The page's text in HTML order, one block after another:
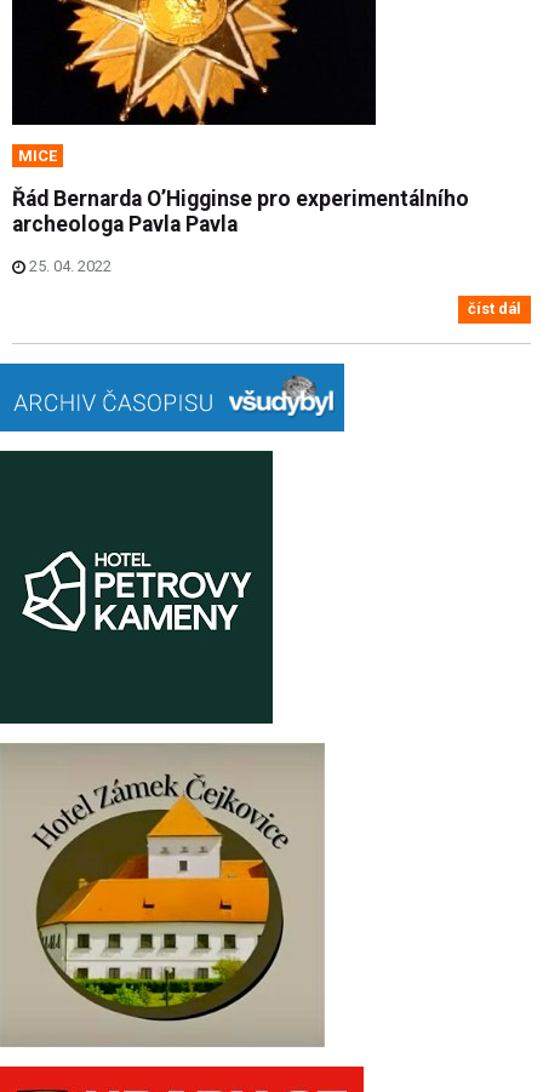
MICE
Řád Bernarda O’Higginse pro experimentálního
archeologa Pavla Pavla
25. 04. 2022
číst dál